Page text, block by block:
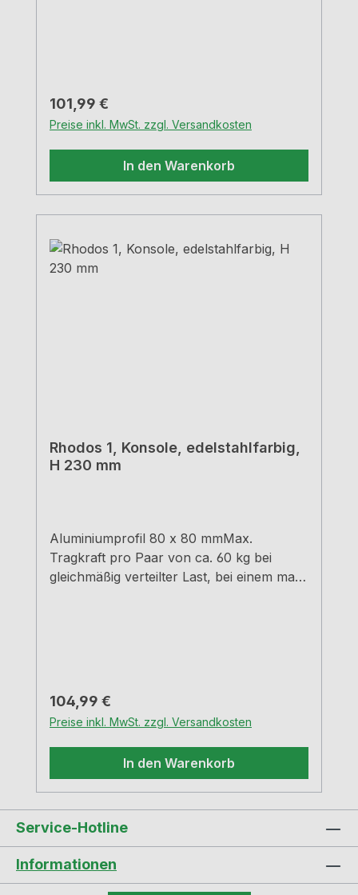
Regulärer Preis:
101,99 €
Preise inkl. MwSt. zzgl. Versandkosten
In den Warenkorb
Rhodos 1, Konsole, edelstahlfarbig,
H 230 mm
Aluminiumprofil 80 x 80 mmMax.
Tragkraft pro Paar von ca. 60 kg bei
gleichmäßig verteilter Last, bei einem max.
Regulärer Preis:
104,99 €
Preise inkl. MwSt. zzgl. Versandkosten
In den Warenkorb
Service-Hotline
Informationen